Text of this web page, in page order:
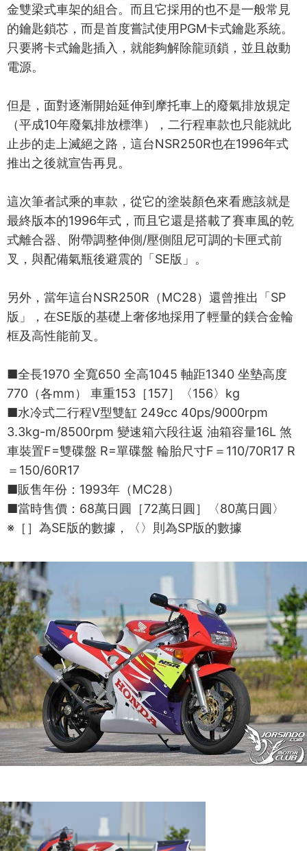
金雙梁式車架的組合。而且它採用的也不是一般常見
的鑰匙鎖芯，而是首度嘗試使用PGM卡式鑰匙系統。
只要將卡式鑰匙插入，就能夠解除龍頭鎖，並且啟動
電源。
但是，面對逐漸開始延伸到摩托車上的廢氣排放規定
（平成10年廢氣排放標準），二行程車款也只能就此
止步的走上滅絕之路，這台NSR250R也在1996年式
推出之後就宣告再見。
這次筆者試乘的車款，從它的塗裝顏色來看應該就是
最終版本的1996年式，而且它還是搭載了賽車風的乾
式離合器、附帶調整伸側/壓側阻尼可調的卡匣式前
叉，與配備氣瓶後避震的「SE版」。
另外，當年這台NSR250R（MC28）還曾推出「SP
版」，在SE版的基礎上奢侈地採用了輕量的鎂合金輪
框及高性能前叉。
■全長1970 全寬650 全高1045 軸距1340 坐墊高度
770（各mm） 車重153［157］〈156〉kg
■水冷式二行程V型雙缸 249cc 40ps/9000rpm
3.3kg-m/8500rpm 變速箱六段往返 油箱容量16L 煞
車裝置F=雙碟盤 R=單碟盤 輪胎尺寸F＝110/70R17 R
＝150/60R17
■販售年份：1993年（MC28）
■當時售價：68萬日圓［72萬日圓］〈80萬日圓〉
※［］為SE版的數據，〈〉則為SP版的數據